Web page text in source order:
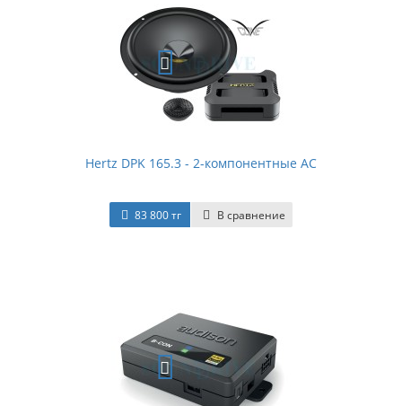
Hertz DPK 165.3 - 2-компонентные АС
83 800 тг В сравнение